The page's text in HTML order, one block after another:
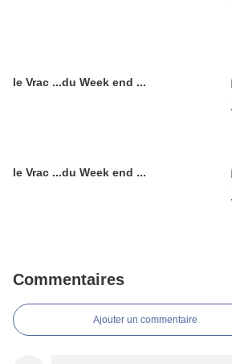
le Vrac ...du Week end ...
le Vrac ...du Week end ...
Commentaires
Ajouter un commentaire